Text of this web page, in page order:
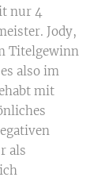
nur 4
Jody,
Titelgewinn
also im
mit
als